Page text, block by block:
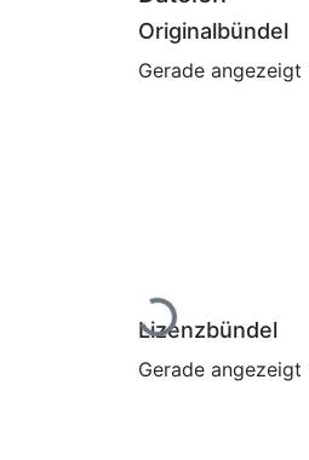
Originalbündel
Gerade angezeigt
Lade...
Lizenzbündel
Gerade angezeigt